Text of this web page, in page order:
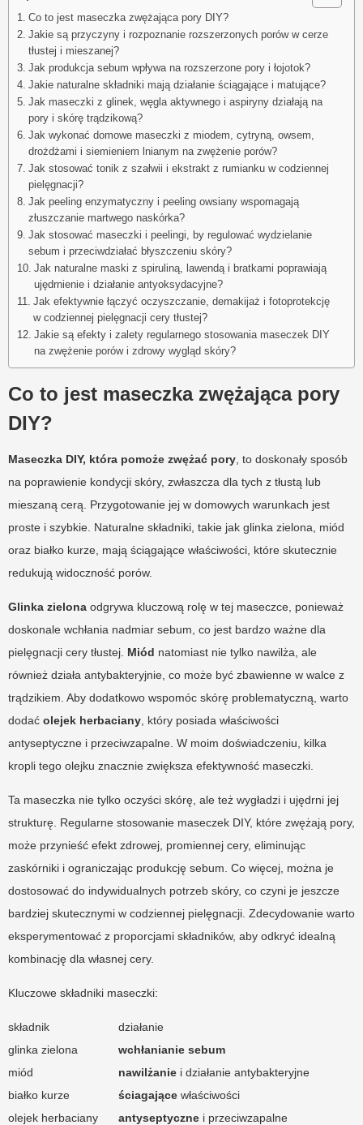
Co to jest maseczka zwężająca pory DIY?
Jakie są przyczyny i rozpoznanie rozszerzonych porów w cerze
tłustej i mieszanej?
Jak produkcja sebum wpływa na rozszerzone pory i łojotok?
Jakie naturalne składniki mają działanie ściągające i matujące?
Jak maseczki z glinek, węgla aktywnego i aspiryny działają na
pory i skórę trądzikową?
Jak wykonać domowe maseczki z miodem, cytryną, owsem,
drożdżami i siemieniem lnianym na zwężenie porów?
Jak stosować tonik z szałwii i ekstrakt z rumianku w codziennej
pielęgnacji?
Jak peeling enzymatyczny i peeling owsiany wspomagają
złuszczanie martwego naskórka?
Jak stosować maseczki i peelingi, by regulować wydzielanie
sebum i przeciwdziałać błyszczeniu skóry?
Jak naturalne maski z spiruliną, lawendą i bratkami poprawiają
ujędrnienie i działanie antyoksydacyjne?
Jak efektywnie łączyć oczyszczanie, demakijaż i fotoprotekcję
w codziennej pielęgnacji cery tłustej?
Jakie są efekty i zalety regularnego stosowania maseczek DIY
na zwężenie porów i zdrowy wygląd skóry?
Co to jest maseczka zwężająca pory
DIY?
Maseczka DIY, która pomoże zwężać pory , to doskonały sposób
na poprawienie kondycji skóry, zwłaszcza dla tych z tłustą lub
mieszaną cerą. Przygotowanie jej w domowych warunkach jest
proste i szybkie. Naturalne składniki, takie jak glinka zielona, miód
oraz białko kurze, mają ściągające właściwości, które skutecznie
redukują widoczność porów.
Glinka zielona odgrywa kluczową rolę w tej maseczce, ponieważ
doskonale wchłania nadmiar sebum, co jest bardzo ważne dla
pielęgnacji cery tłustej. Miód natomiast nie tylko nawilża, ale
również działa antybakteryjnie, co może być zbawienne w walce z
trądzikiem. Aby dodatkowo wspomóc skórę problematyczną, warto
dodać olejek herbaciany , który posiada właściwości
antyseptyczne i przeciwzapalne. W moim doświadczeniu, kilka
kropli tego olejku znacznie zwiększa efektywność maseczki.
Ta maseczka nie tylko oczyści skórę, ale też wygładzi i ujędrni jej
strukturę. Regularne stosowanie maseczek DIY, które zwężają pory,
może przynieść efekt zdrowej, promiennej cery, eliminując
zaskórniki i ograniczając produkcję sebum. Co więcej, można je
dostosować do indywidualnych potrzeb skóry, co czyni je jeszcze
bardziej skutecznymi w codziennej pielęgnacji. Zdecydowanie warto
eksperymentować z proporcjami składników, aby odkryć idealną
kombinację dla własnej cery.
Kluczowe składniki maseczki:
składnik
działanie
glinka zielona
wchłanianie sebum
miód
nawilżanie i działanie antybakteryjne
białko kurze
ściagające właściwości
olejek herbaciany
antyseptyczne i przeciwzapalne